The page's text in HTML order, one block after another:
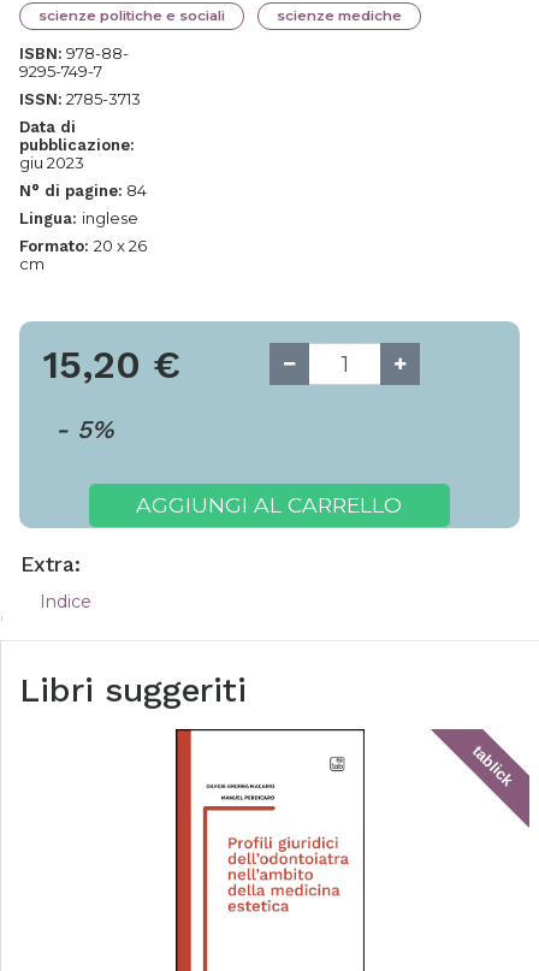
scienze politiche e sociali scienze mediche
ISBN: 978-88-
9295-749-7
ISSN: 2785-3713
Data di
pubblicazione:
giu 2023
N° di pagine: 84
Lingua: inglese
Formato: 20 x 26
cm
15,20 €
- 5%
AGGIUNGI AL CARRELLO
Extra:
Indice
Libri suggeriti
tablick